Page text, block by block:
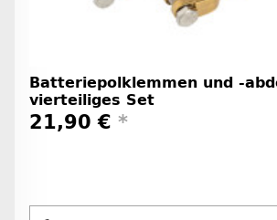
Batteriepolklemmen und -
vierteiliges Set
21,90 € *